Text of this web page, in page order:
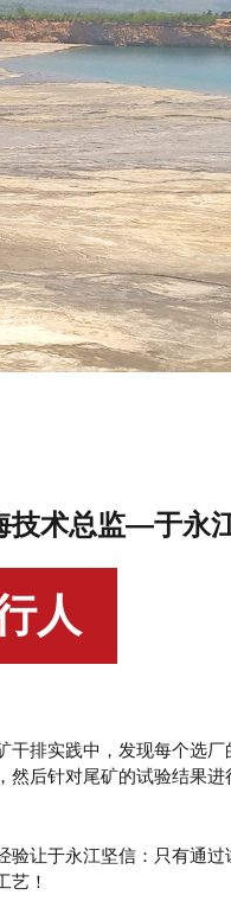
技术总监—于永
人
干排实践中，发现每个选
然后针对尾矿的试验结果
验让于永江坚信：只有通
艺！